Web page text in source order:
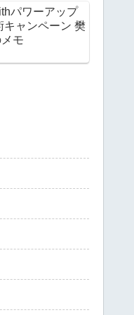
パワーアップ
キャンペーン 樊
モ